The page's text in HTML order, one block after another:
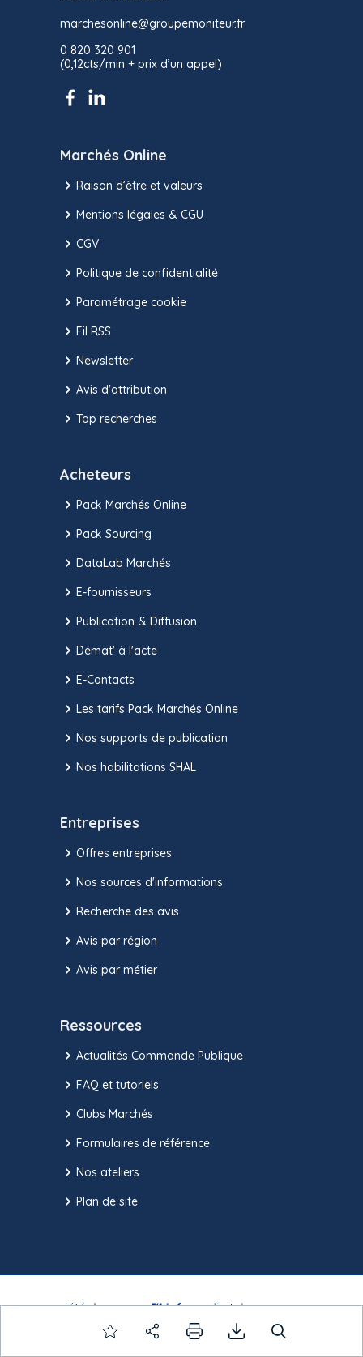
marchesonline@groupemoniteur.fr
0 820 320 901
(0,12cts/min + prix d’un appel)
Marchés Online
Raison d’être et valeurs
Mentions légales & CGU
CGV
Politique de confidentialité
Paramétrage cookie
Fil RSS
Newsletter
Avis d'attribution
Top recherches
Acheteurs
Pack Marchés Online
Pack Sourcing
DataLab Marchés
E-fournisseurs
Publication & Diffusion
Démat' à l'acte
E-Contacts
Les tarifs Pack Marchés Online
Nos supports de publication
Nos habilitations SHAL
Entreprises
Offres entreprises
Nos sources d'informations
Recherche des avis
Avis par région
Avis par métier
Ressources
Actualités Commande Publique
FAQ et tutoriels
Clubs Marchés
Formulaires de référence
Nos ateliers
Plan de site